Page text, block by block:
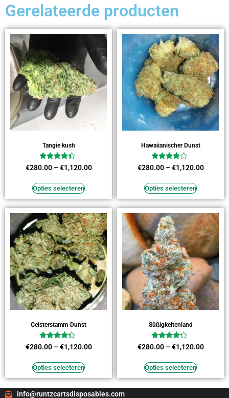
Gerelateerde producten
Tangie kush
Waardering
4.18
€280.00–€1,120.00
Opties selecteren
Hawaiianischer Dunst
Waardering
3.64
€280.00–€1,120.00
Opties selecteren
Geisterstamm-Dunst
Waardering
4.09
€280.00–€1,120.00
Opties selecteren
Süßigkeitenland
Waardering
4.00
€280.00–€1,120.00
Opties selecteren
info@runtzcartsdisposables.com